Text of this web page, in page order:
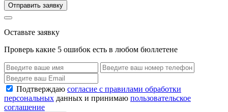
Отправить заявку
Оставьте заявку
Проверь какие 5 ошибок есть в любом бюллетене
Подтверждаю согласие с правилами обработки
персональных данных и принимаю пользовательское
соглашение